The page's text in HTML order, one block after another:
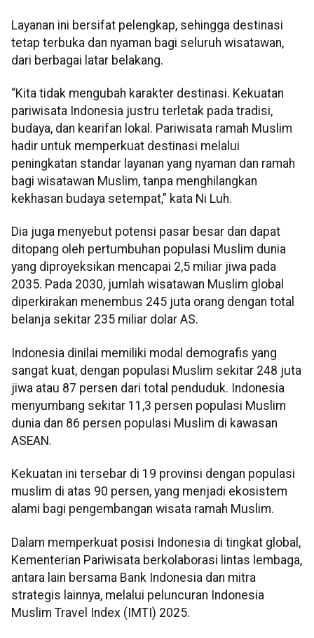
Layanan ini bersifat pelengkap, sehingga destinasi
tetap terbuka dan nyaman bagi seluruh wisatawan,
dari berbagai latar belakang.
“Kita tidak mengubah karakter destinasi. Kekuatan
pariwisata Indonesia justru terletak pada tradisi,
budaya, dan kearifan lokal. Pariwisata ramah Muslim
hadir untuk memperkuat destinasi melalui
peningkatan standar layanan yang nyaman dan ramah
bagi wisatawan Muslim, tanpa menghilangkan
kekhasan budaya setempat,” kata Ni Luh.
Dia juga menyebut potensi pasar besar dan dapat
ditopang oleh pertumbuhan populasi Muslim dunia
yang diproyeksikan mencapai 2,5 miliar jiwa pada
2035. Pada 2030, jumlah wisatawan Muslim global
diperkirakan menembus 245 juta orang dengan total
belanja sekitar 235 miliar dolar AS.
Indonesia dinilai memiliki modal demografis yang
sangat kuat, dengan populasi Muslim sekitar 248 juta
jiwa atau 87 persen dari total penduduk. Indonesia
menyumbang sekitar 11,3 persen populasi Muslim
dunia dan 86 persen populasi Muslim di kawasan
ASEAN.
Kekuatan ini tersebar di 19 provinsi dengan populasi
muslim di atas 90 persen, yang menjadi ekosistem
alami bagi pengembangan wisata ramah Muslim.
Dalam memperkuat posisi Indonesia di tingkat global,
Kementerian Pariwisata berkolaborasi lintas lembaga,
antara lain bersama Bank Indonesia dan mitra
strategis lainnya, melalui peluncuran Indonesia
Muslim Travel Index (IMTI) 2025.